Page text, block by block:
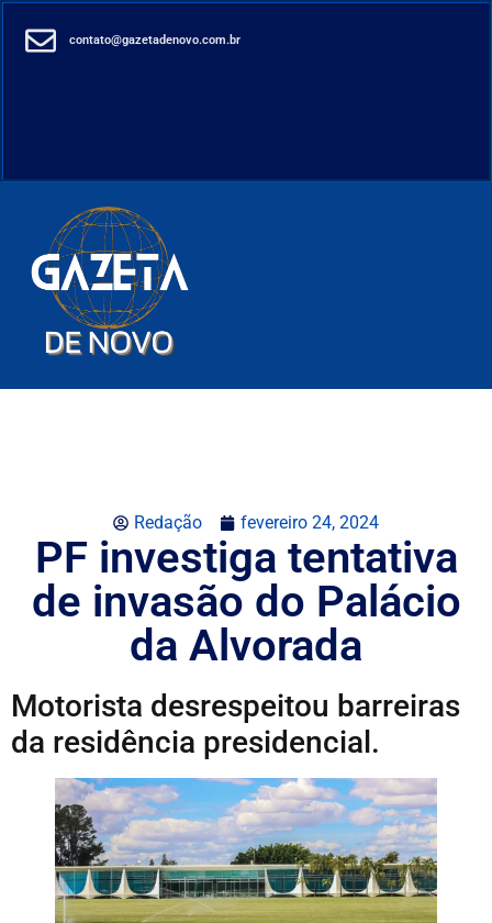
contato@gazetadenovo.com.br
Redação fevereiro 24, 2024
PF investiga tentativa
de invasão do Palácio
da Alvorada
Motorista desrespeitou barreiras
da residência presidencial.